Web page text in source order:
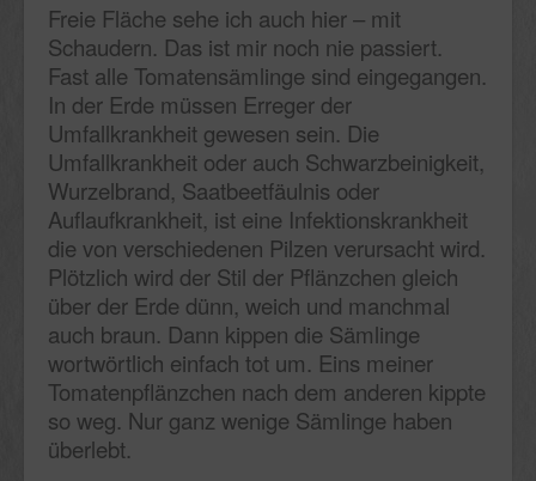
Freie Fläche sehe ich auch hier – mit
Schaudern. Das ist mir noch nie passiert.
Fast alle Tomatensämlinge sind eingegangen.
In der Erde müssen Erreger der
Umfallkrankheit gewesen sein. Die
Umfallkrankheit oder auch Schwarzbeinigkeit,
Wurzelbrand, Saatbeetfäulnis oder
Auflaufkrankheit, ist eine Infektionskrankheit
die von verschiedenen Pilzen verursacht wird.
Plötzlich wird der Stil der Pflänzchen gleich
über der Erde dünn, weich und manchmal
auch braun. Dann kippen die Sämlinge
wortwörtlich einfach tot um. Eins meiner
Tomatenpflänzchen nach dem anderen kippte
so weg. Nur ganz wenige Sämlinge haben
überlebt.